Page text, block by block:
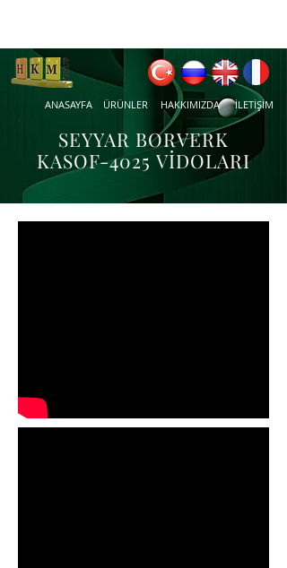
ANASAYFA ÜRÜNLER HAKKIMIZDA İLETİŞİM
SEYYAR BORVERK
KASOF-4025 VİDOLARI